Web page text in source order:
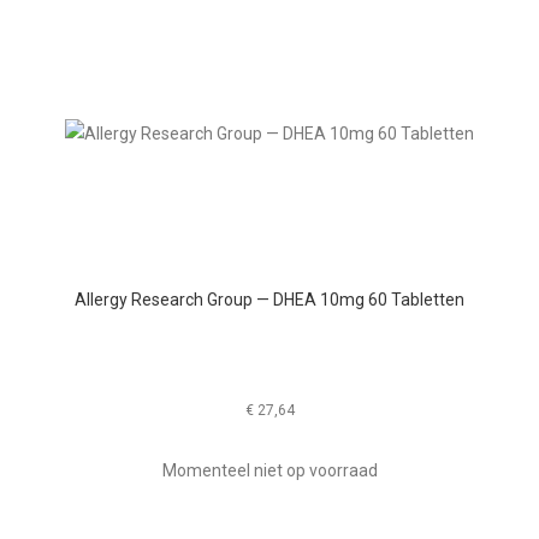
Allergy Research Group — DHEA 10mg 60 Tabletten
€27,64
Momenteel niet op voorraad